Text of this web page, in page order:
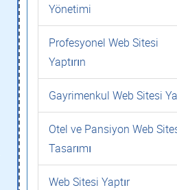
Yönetimi
Profesyonel Web Sitesi
Yaptırın
Gayrimenkul Web Sitesi
Otel ve Pansiyon Web
Tasarımı
Web Sitesi Yaptır